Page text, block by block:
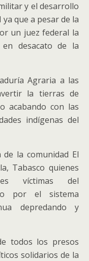
y el desarrollo
que a pesar de la
un juez federal la
en desacato de la
Agraria a las
la tierras de
acabando con las
indígenas del
la comunidad El
Tabasco quienes
víctimas del
por el sistema
depredando y
todos los presos
solidarios de la